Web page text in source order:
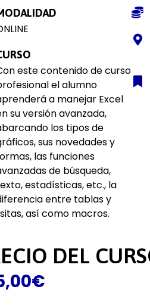
este contenido de curso
el alumno
a manejar Excel
su versión avanzada,
los tipos de
sus novedades y
las funciones
de búsqueda,
estadísticas, etc., la
entre tablas y
así como macros.
DEL
€